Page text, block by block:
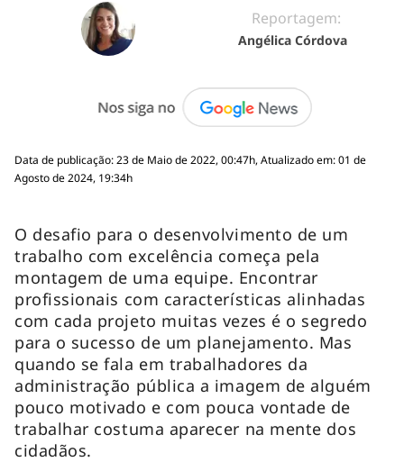
Reportagem:
Angélica Córdova
Data de publicação: 23 de Maio de 2022, 00:47h, Atualizado em: 01 de
Agosto de 2024, 19:34h
O desafio para o desenvolvimento de um
trabalho com excelência começa pela
montagem de uma equipe. Encontrar
profissionais com características alinhadas
com cada projeto muitas vezes é o segredo
para o sucesso de um planejamento. Mas
quando se fala em trabalhadores da
administração pública a imagem de alguém
pouco motivado e com pouca vontade de
trabalhar costuma aparecer na mente dos
cidadãos.